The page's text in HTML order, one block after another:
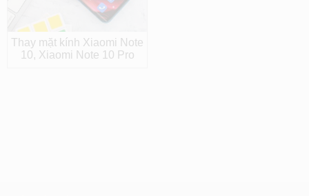
Thay mặt kính Xiaomi Note
10, Xiaomi Note 10 Pro